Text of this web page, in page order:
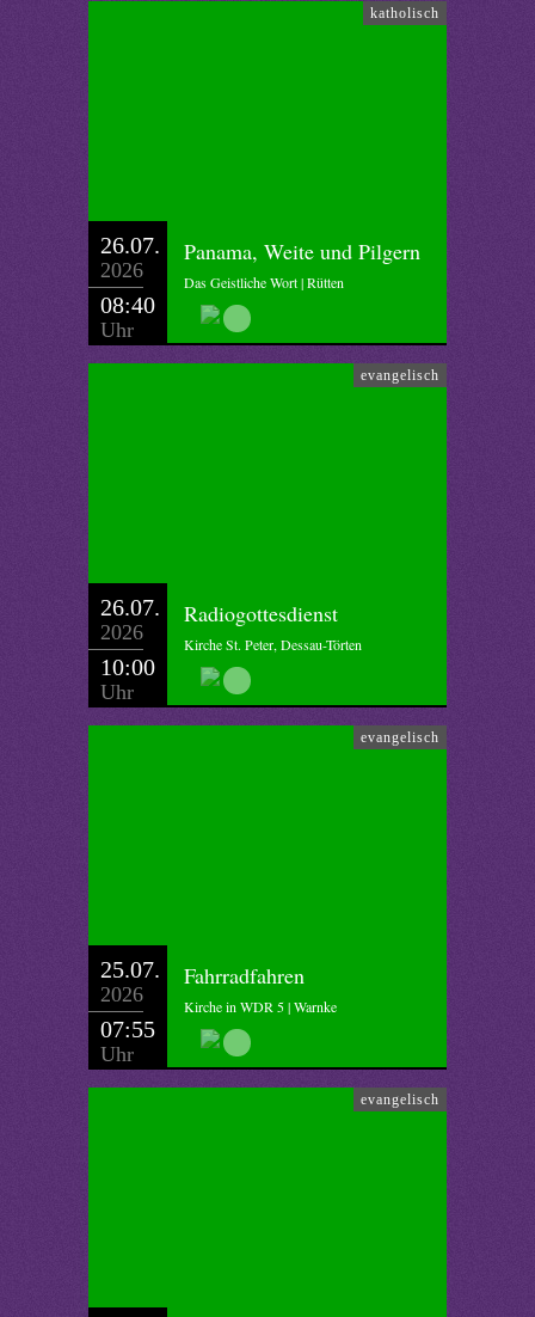
katholisch
26.07.
2026
08:40
Uhr
Panama, Weite und Pilgern
Das Geistliche Wort | Rütten
evangelisch
26.07.
2026
10:00
Uhr
Radiogottesdienst
Kirche St. Peter, Dessau-Törten
evangelisch
25.07.
2026
07:55
Uhr
Fahrradfahren
Kirche in WDR 5 | Warnke
evangelisch